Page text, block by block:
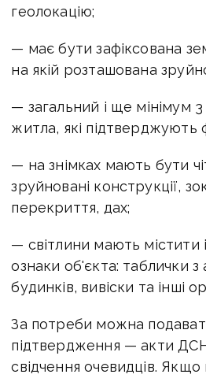
геолокацію;
— має бути зафіксована
на якій розташована
— загальний і ще мінімум 3
житла, які підтверджують
— на знімках мають бути
зруйновані конструкції,
перекриття, дах;
— світлини мають містити
ознаки об'єкта: таблички
будинків, вивіски та інші
За потреби можна
підтвердження — акти
свідчення очевидців. Якщо